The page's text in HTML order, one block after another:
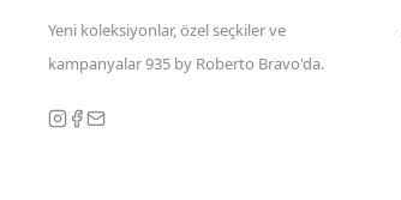
Yeni koleksiyonlar, özel seçkiler ve
kampanyalar 935 by Roberto Bravo'da.